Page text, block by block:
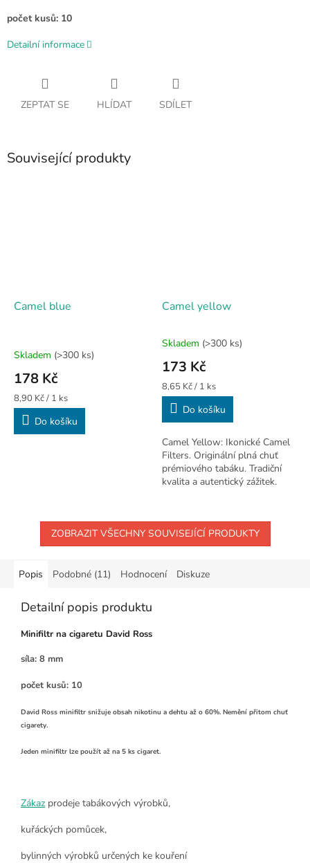
počet kusů: 10
Detailní informace
ZEPTAT SE HLÍDAT SDÍLET
Související produkty
Camel blue
Skladem (>300 ks)
178 Kč
Měrná
cena:
8,90 Kč / 1 ks
Do košíku
Camel yellow
Průměrné
hodnocení
produktu
je
3,3
5
hvězdiček.
Skladem (>300 ks)
173 Kč
Měrná
cena:
8,65 Kč / 1 ks
Do košíku
Camel Yellow: Ikonické Camel
Filters. Originální plná chuť
prémiového tabáku. Tradiční
kvalita a autentický zážitek.
ZOBRAZIT VŠECHNY SOUVISEJÍCÍ PRODUKTY
Popis Podobné (11) Hodnocení Diskuze
Detailní popis produktu
Minifiltr na cigaretu David Ross
síla: 8 mm
počet kusů: 10
David Ross minifiltr snižuje obsah nikotinu a dehtu až o 60%. Nemění přitom chuť
cigarety.
Jeden minifiltr lze použít až na 5 ks cigaret.
Zákaz prodeje tabákových výrobků,
kuřáckých pomůcek,
bylinných výrobků určených ke kouření